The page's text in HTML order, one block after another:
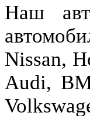
Наш
Nissan,
Audi,